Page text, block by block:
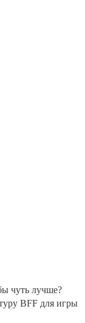
чуть лучше?
BFF для игры